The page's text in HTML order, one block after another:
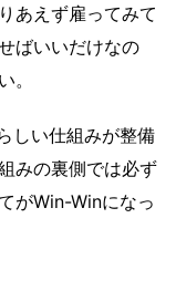
あえず雇ってみて
ばいいだけなの
。
い仕組みが整備
みの裏側では必ず
がWin-Winになっ